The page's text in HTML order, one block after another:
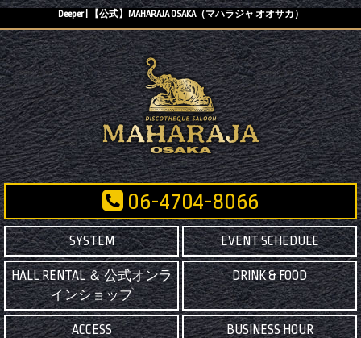
Deeper | 【公式】MAHARAJA OSAKA（マハラジャ オオサカ）
06-4704-8066
SYSTEM EVENT SCHEDULE
HALL RENTAL ＆ 公式オンラ
インショップ
DRINK & FOOD
ACCESS BUSINESS HOUR